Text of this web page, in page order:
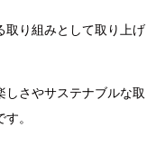
取り組みとして取り上げ
しさやサステナブルな取
。